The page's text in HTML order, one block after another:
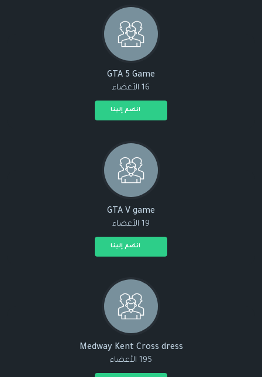
GTA 5 Game
16 الأعضاء
انضم إلينا
GTA V game
19 الأعضاء
انضم إلينا
Medway Kent Cross dress
195 الأعضاء